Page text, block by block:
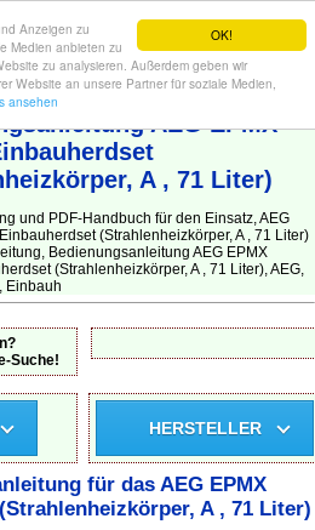
OK!
Anzeigen zu
Medien anbieten zu
zu analysieren. Außerdem geben wir
Website an unsere Partner für soziale Medien,
ansehenSie die deutsche Anleitung!
AEG EPMX
A , 71 Liter)
und PDF-Handbuch für den Einsatz, AEG
(Strahlenheizkörper, A , 71 Liter)
Bedienungsanleitung AEG EPMX
(Strahlenheizkörper, A , 71 Liter), AEG,
Einbauh
Suche!
HERSTELLER
für das AEG EPMX
A , 71 Liter)